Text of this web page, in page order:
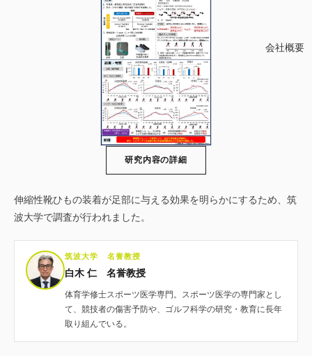
会社概要
伸縮性靴ひもの装着が足部に与える効果を明らかにするため、筑
波大学で調査が行われました。
筑波大学 名誉教授
白木 仁 名誉教授
体育学修士スポーツ医学専門。スポーツ医学の専門家とし
て、競技者の傷害予防や、ゴルフ科学の研究・教育に長年
取り組んでいる。
研究内容の詳細